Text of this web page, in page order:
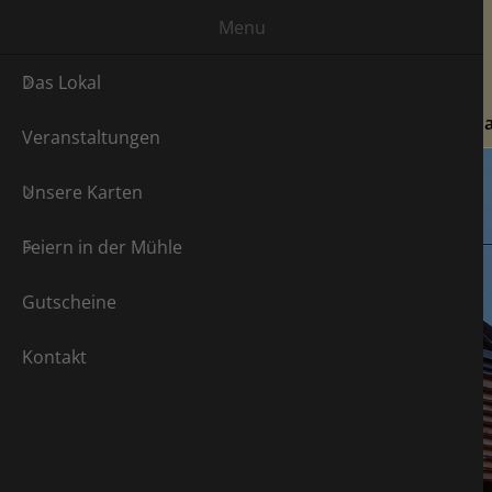
Menu
Das Lokal
Veranstaltungen
Unsere Karten
Feiern in der Mühle
Gutscheine
Kontakt